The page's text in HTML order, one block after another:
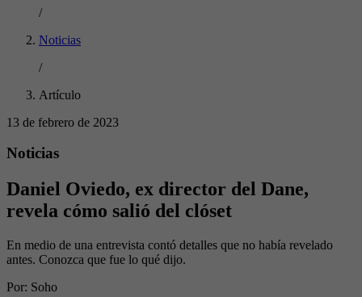
/
Noticias
/
Artículo
13 de febrero de 2023
Noticias
Daniel Oviedo, ex director del Dane,
revela cómo salió del clóset
En medio de una entrevista contó detalles que no había revelado
antes. Conozca que fue lo qué dijo.
Por: Soho